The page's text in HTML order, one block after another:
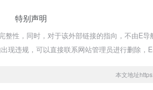
特别声明
性，同时，对于该外部链接的指向，不由E
违规，可以直接联系网站管理员进行删除，E
本文地址